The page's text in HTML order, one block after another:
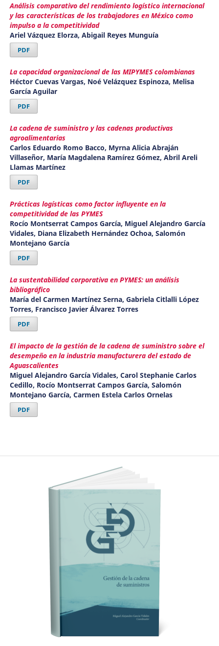
Análisis comparativo del rendimiento logístico internacional
y las características de los trabajadores en México como
impulso a la competitividad
Ariel Vázquez Elorza, Abigail Reyes Munguía
PDF
La capacidad organizacional de las MIPYMES colombianas
Héctor Cuevas Vargas, Noé Velázquez Espinoza, Melisa
García Aguilar
PDF
La cadena de suministro y las cadenas productivas
agroalimentarias
Carlos Eduardo Romo Bacco, Myrna Alicia Abraján
Villaseñor, María Magdalena Ramírez Gómez, Abril Areli
Llamas Martínez
PDF
Prácticas logísticas como factor influyente en la
competitividad de las PYMES
Rocío Montserrat Campos García, Miguel Alejandro García
Vidales, Diana Elizabeth Hernández Ochoa, Salomón
Montejano García
PDF
La sustentabilidad corporativa en PYMES: un análisis
bibliográfico
María del Carmen Martínez Serna, Gabriela Citlalli López
Torres, Francisco Javier Álvarez Torres
PDF
El impacto de la gestión de la cadena de suministro sobre el
desempeño en la industria manufacturera del estado de
Aguascalientes
Miguel Alejandro García Vidales, Carol Stephanie Carlos
Cedillo, Rocío Montserrat Campos García, Salomón
Montejano García, Carmen Estela Carlos Ornelas
PDF